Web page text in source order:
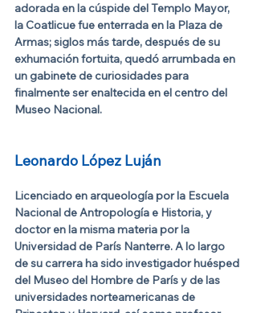
adorada en la cúspide del Templo Mayor,
la Coatlicue fue enterrada en la Plaza de
Armas; siglos más tarde, después de su
exhumación fortuita, quedó arrumbada en
un gabinete de curiosidades para
finalmente ser enaltecida en el centro del
Museo Nacional.
Leonardo López Luján
Licenciado en arqueología por la Escuela
Nacional de Antropología e Historia, y
doctor en la misma materia por la
Universidad de París Nanterre. A lo largo
de su carrera ha sido investigador huésped
del Museo del Hombre de París y de las
universidades norteamericanas de